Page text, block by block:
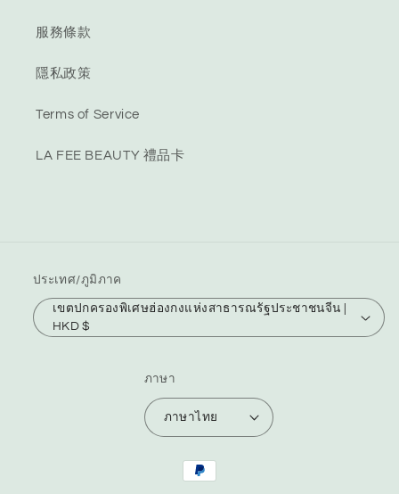
服務條款
隱私政策
Terms of Service
LA FEE BEAUTY 禮品卡
ประเทศ/ภูมิภาค
เขตปกครองพิเศษฮ่องกงแห่งสาธารณรัฐประชาชนจีน |
HKD $
ภาษา
ภาษาไทย
วิธี
การ